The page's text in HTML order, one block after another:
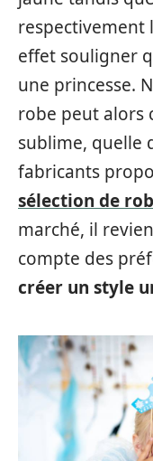
respectivement
effet souligner
une princesse.
robe peut alors
sublime, quelle
fabricants
sélection de
marché, il
compte des
créer un style